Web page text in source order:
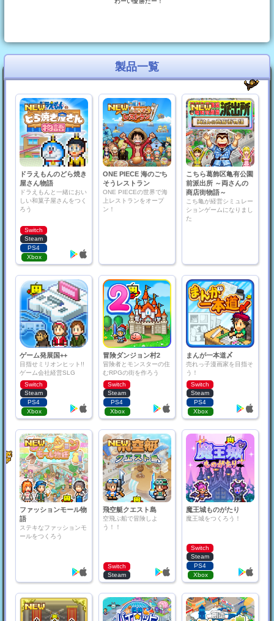
製品一覧
ドラえもんのどら焼き
屋さん物語
ドラえもんと一緒におい
しい和菓子屋さんをつく
ろう
Switch
Steam
PS4
Xbox
ONE PIECE 海のごち
そうレストラン
ONE PIECEの世界で海
上レストランをオープ
ン！
こちら葛飾区亀有公園
前派出所 ～両さんの
商店街物語～
こち亀が経営シミュレー
ションゲームになりまし
た
ゲーム発展国++
目指せミリオンヒット!!
ゲーム会社経営SLG
Switch
Steam
PS4
Xbox
冒険ダンジョン村2
冒険者とモンスターの住
むRPGの街を作ろう
Switch
Steam
PS4
Xbox
まんが一本道〆
売れっ子漫画家を目指そ
う！
Switch
Steam
PS4
Xbox
ファッションモール物
語
ステキなファッションモ
ールをつくろう
飛空艇クエスト島
空飛ぶ船で冒険しよ
う！！
Switch
Steam
魔王城ものがたり
魔王城をつくろう！
Switch
Steam
PS4
Xbox